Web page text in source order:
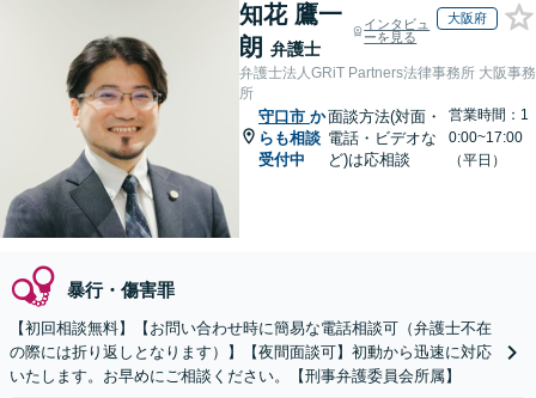
知花 鷹一
朗 弁護士
インタビュ
ーを見る
大阪府
弁護士法人GRiT Partners法律事務所 大阪事務
所
守口市 か
らも相談
受付中
面談方法(対面・
電話・ビデオな
ど)は応相談
営業時間：1
0:00~17:00
（平日）
暴行・傷害罪
【初回相談無料】【お問い合わせ時に簡易な電話相談可（弁護士不在
の際には折り返しとなります）】【夜間面談可】初動から迅速に対応
いたします。お早めにご相談ください。【刑事弁護委員会所属】